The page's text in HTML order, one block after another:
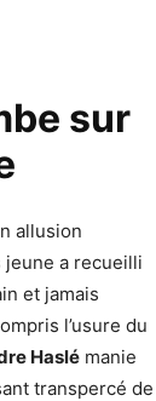
sur
allusion
a recueilli
et jamais
l’usure du
Haslé manie
transpercé de